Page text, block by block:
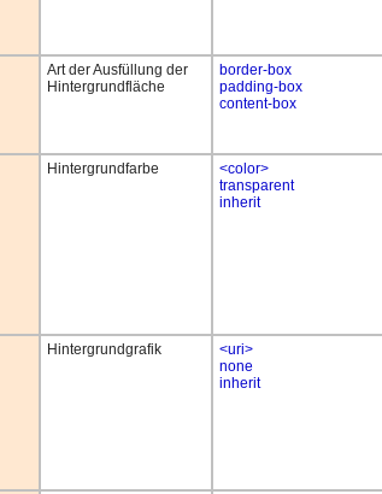
Art der Ausfüllung der
Hintergrundfläche
border-box
padding-box
content-box
Hintergrundfarbe
<color>
transparent
inherit
Hintergrundgrafik
<uri>
none
inherit